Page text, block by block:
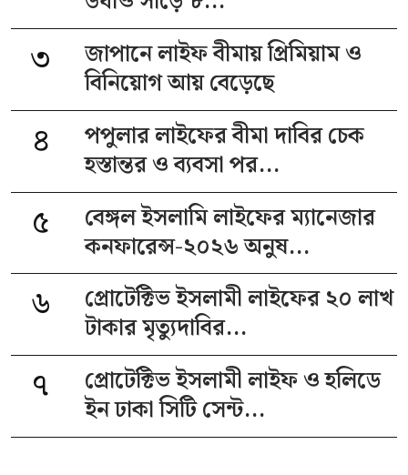
৩
জাপানে লাইফ বীমায় প্রিমিয়াম ও
বিনিয়োগ আয় বেড়েছে
৪
পপুলার লাইফের বীমা দাবির চেক
হস্তান্তর ও ব্যবসা পর...
৫
বেঙ্গল ইসলামি লাইফের ম্যানেজার
কনফারেন্স-২০২৬ অনুষ...
৬
প্রোটেক্টিভ ইসলামী লাইফের ২০ লাখ
টাকার মৃত্যুদাবির...
৭
প্রোটেক্টিভ ইসলামী লাইফ ও হলিডে
ইন ঢাকা সিটি সেন্ট...